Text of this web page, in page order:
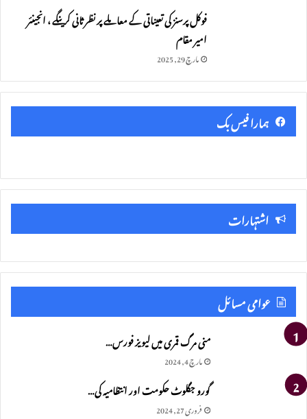
فوکل پرسنز کی تعیناتی کے معاملے پر نظر ثانی کرینگے ، انجینئر
امیر مقام
مارچ 29, 2025
ہمارا فیس بک
اشتہارات
عوامی مسائل
منی مرگ قمری میں لیویز فورس…
مارچ 4, 2024
گورو جگلوٹ حکومت اور انتظامیہ کی…
فروری 27, 2024